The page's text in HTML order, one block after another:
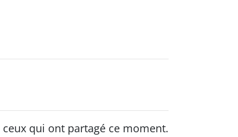
ceux qui ont partagé ce moment.